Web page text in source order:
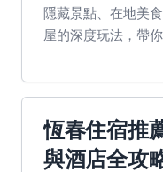
隱藏景點、在地美
屋的深度玩法，帶
恆春住宿推
與酒店全攻